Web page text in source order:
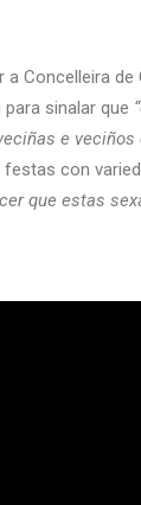
a Concelleira de
sinalar que
e
con
que estas